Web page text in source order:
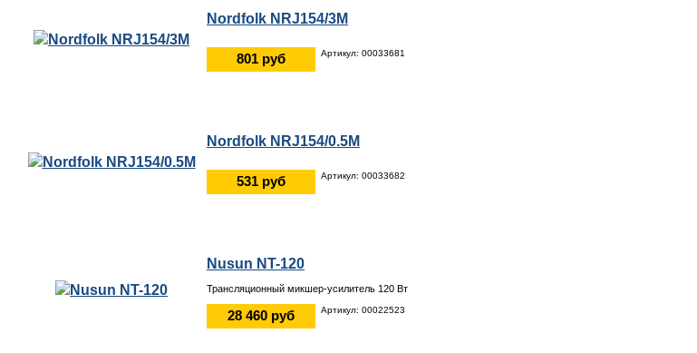
Nordfolk NRJ154/3M
801 руб Артикул: 00033681
Nordfolk NRJ154/0.5M
531 руб Артикул: 00033682
Nusun NT-120
Трансляционный микшер-усилитель 120 Вт
28 460 руб Артикул: 00022523